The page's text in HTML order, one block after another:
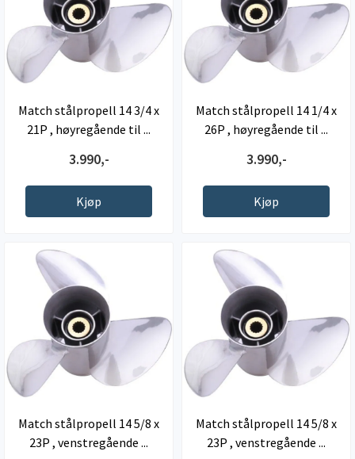
Match stålpropell 14 3/4 x
21P , høyregående til ...
3.990,-
Kjøp
Match stålpropell 14 1/4 x
26P , høyregående til ...
3.990,-
Kjøp
Match stålpropell 14 5/8 x
23P , venstregående ...
Match stålpropell 14 5/8 x
23P , venstregående ...